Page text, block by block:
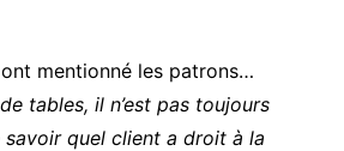
mentionné les patrons…
tables, il n’est pas toujours
quel client a droit à la